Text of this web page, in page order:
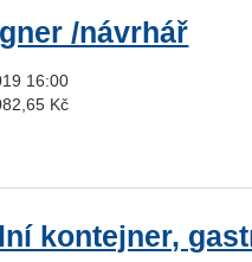
/návrhář
16:00
Kč
kontejner,